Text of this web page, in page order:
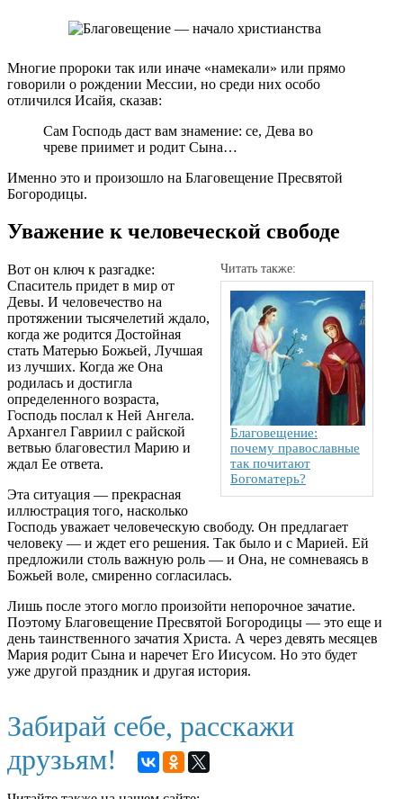
Многие пророки так или иначе «намекали» или прямо
говорили о рождении Мессии, но среди них особо
отличился Исайя, сказав:
Сам Господь даст вам знамение: се, Дева во
чреве приимет и родит Сына…
Именно это и произошло на Благовещение Пресвятой
Богородицы.
Уважение к человеческой свободе
Читать также:
Благовещение:
почему православные
так почитают
Богоматерь?
Вот он ключ к разгадке:
Спаситель придет в мир от
Девы. И человечество на
протяжении тысячелетий ждало,
когда же родится Достойная
стать Матерью Божьей, Лучшая
из лучших. Когда же Она
родилась и достигла
определенного возраста,
Господь послал к Ней Ангела.
Архангел Гавриил с райской
ветвью благовестил Марию и
ждал Ее ответа.
Эта ситуация — прекрасная
иллюстрация того, насколько
Господь уважает человеческую свободу. Он предлагает
человеку — и ждет его решения. Так было и с Марией. Ей
предложили столь важную роль — и Она, не сомневаясь в
Божьей воле, смиренно согласилась.
Лишь после этого могло произойти непорочное зачатие.
Поэтому Благовещение Пресвятой Богородицы — это еще и
день таинственного зачатия Христа. А через девять месяцев
Мария родит Сына и наречет Его Иисусом. Но это будет
уже другой праздник и другая история.
Забирай себе, расскажи
друзьям!